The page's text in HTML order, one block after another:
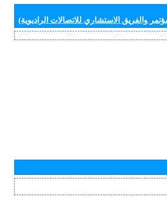
والفريق الاستشاري للاتصالات الراديوية)